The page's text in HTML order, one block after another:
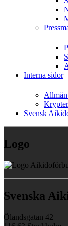
Interna sidor
Svensk
Logo
Svenska
Ölandsgatan 42